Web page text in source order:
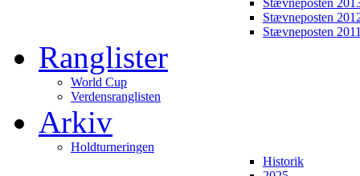
Stævneposten
Stævneposten
Ranglister
World Cup
Verdensranglisten
Arkiv
Holdturneringen
Historik